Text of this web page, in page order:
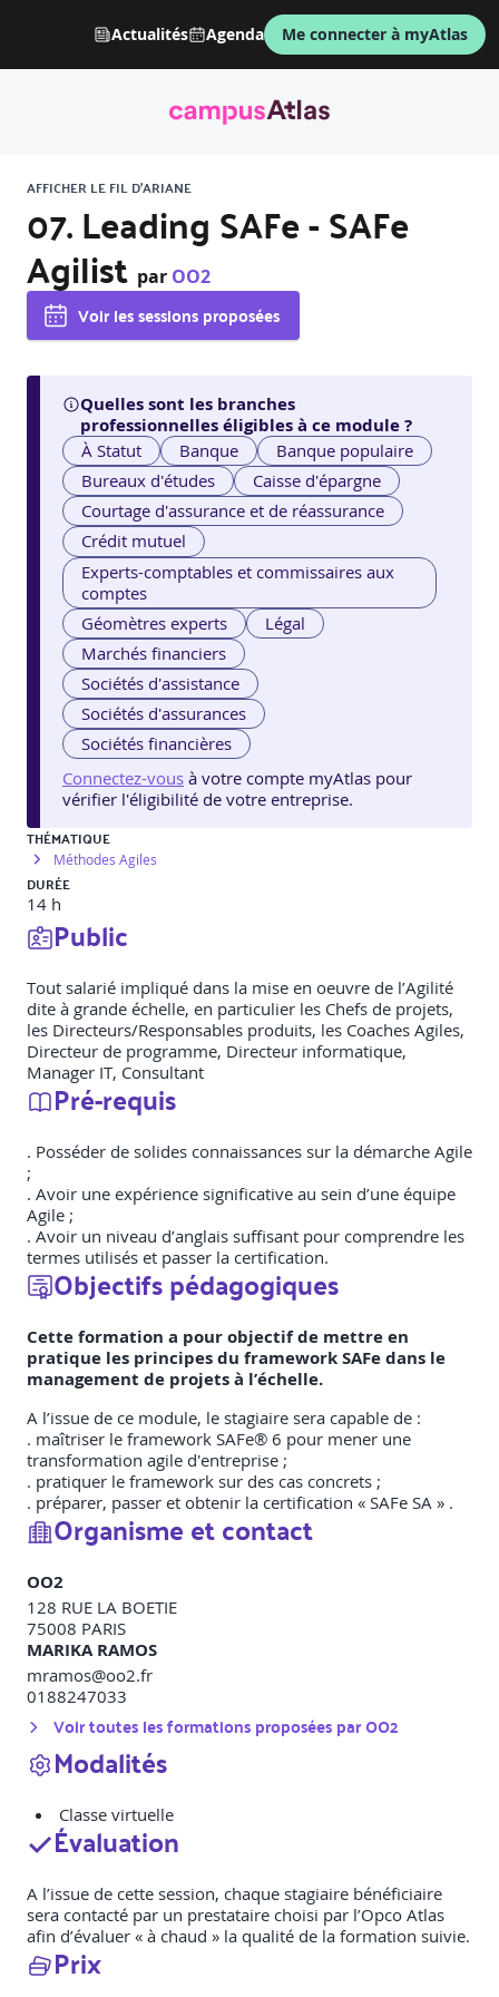
Actualités Agenda Me connecter à myAtlas
AFFICHER LE FIL D'ARIANE
07. Leading SAFe - SAFe
Agilist par OO2
Voir les sessions proposées
Quelles sont les branches
professionnelles éligibles à ce module ?
À Statut Banque
Banque populaire
Bureaux d'études
Caisse d'épargne
Courtage d'assurance et de réassurance
Crédit mutuel
Experts-comptables et commissaires aux
comptes
Géomètres experts
Légal
Marchés financiers
Sociétés d'assistance
Sociétés d'assurances
Sociétés financières
Connectez-vous à votre compte myAtlas pour
vérifier l'éligibilité de votre entreprise.
THÉMATIQUE
Méthodes Agiles
DURÉE
14 h
Public
Tout salarié impliqué dans la mise en oeuvre de l’Agilité
dite à grande échelle, en particulier les Chefs de projets,
les Directeurs/Responsables produits, les Coaches Agiles,
Directeur de programme, Directeur informatique,
Manager IT, Consultant
Pré-requis
. Posséder de solides connaissances sur la démarche Agile
;
. Avoir une expérience significative au sein d’une équipe
Agile ;
. Avoir un niveau d’anglais suffisant pour comprendre les
termes utilisés et passer la certification.
Objectifs pédagogiques
Cette formation a pour objectif de mettre en
pratique les principes du framework SAFe dans le
management de projets à l’échelle.
A l’issue de ce module, le stagiaire sera capable de :
. maîtriser le framework SAFe® 6 pour mener une
transformation agile d'entreprise ;
. pratiquer le framework sur des cas concrets ;
. préparer, passer et obtenir la certification « SAFe SA » .
Organisme et contact
OO2
128 RUE LA BOETIE
75008 PARIS
MARIKA RAMOS
mramos@oo2.fr
0188247033
Voir toutes les formations proposées parOO2
Modalités
Classe virtuelle
Évaluation
A l’issue de cette session, chaque stagiaire bénéficiaire
sera contacté par un prestataire choisi par l’Opco Atlas
afin d’évaluer « à chaud » la qualité de la formation suivie.
Prix